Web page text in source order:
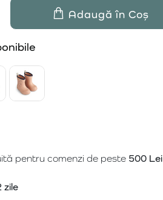
Adaugă în Coș
pentru comenzi de peste 500 Lei
zile